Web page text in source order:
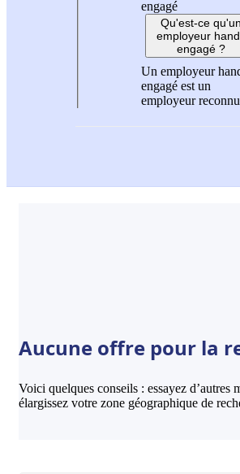
engagé
Qu'est-ce qu'un
employeur
engagé ?
Un employeur
engagé est un
employeur reconnu
Aucune offre pour la
Voici quelques conseils : essayez d’autres
élargissez votre zone géographique de